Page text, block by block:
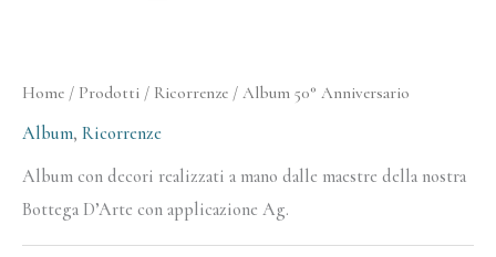
Home / Prodotti / Ricorrenze / Album 50° Anniversario
Album, Ricorrenze
Album con decori realizzati a mano dalle maestre della nostra
Bottega D’Arte con applicazione Ag.